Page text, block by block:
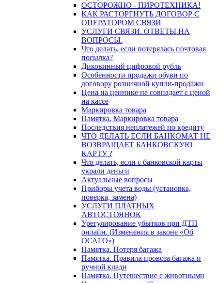
ОСТОРОЖНО - ПИРОТЕХНИКА!
КАК РАСТОРГНУТЬ ДОГОВОР С
ОПЕРАТОРОМ СВЯЗИ
УСЛУГИ СВЯЗИ. ОТВЕТЫ НА
ВОПРОСЫ.
Что делать, если потерялась почтовая
посылка?
Диковинный цифровой рубль
Особенности продажи обуви по
договору розничной купли-продажи
Цена на ценнике не совпадает с ценой
на кассе
Маркировка товара
Памятка. Маркировка товара
Последствия неплатежей по кредиту
ЧТО ДЕЛАТЬ ЕСЛИ БАНКОМАТ НЕ
ВОЗВРАЩАЕТ БАНКОВСКУЮ
КАРТУ ?
Что делать, если с банковской карты
украли деньги
Актуальные вопросы
Приборы учета воды (установка,
поверка, замена)
УСЛУГИ ПЛАТНЫХ
АВТОСТОЯНОК
Урегулирование убытков при ДТП
онлайн. (Изменения в законе «Об
ОСАГО»)
Памятка. Потеря багажа
Памятка. Правила провоза багажа и
ручной клади
Памятка. Путешествие с животными